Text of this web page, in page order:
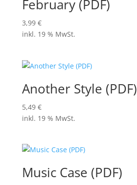
February (PDF)
3,99 €
inkl. 19 % MwSt.
Another Style (PDF)
5,49 €
inkl. 19 % MwSt.
Music Case (PDF)